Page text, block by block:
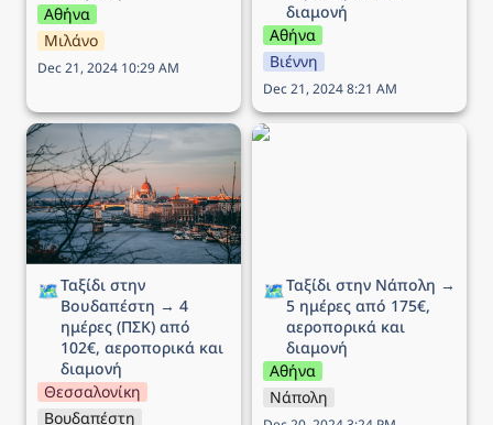
Αθήνα
Μιλάνο
Dec 21, 2024 10:29 AM
διαμονή
Αθήνα
Βιέννη
Dec 21, 2024 8:21 AM
Ταξίδι στην Βουδαπέστη
→ 4 ημέρες (ΠΣΚ) από
102€, αεροπορικά και
διαμονή
🗺️Ταξίδι στην
Βουδαπέστη → 4
ημέρες (ΠΣΚ) από
102€, αεροπορικά και
διαμονή
Θεσσαλονίκη
Βουδαπέστη
Ταξίδι στην Νάπολη → 5
🗺️Ταξίδι στην Νάπολη →
5 ημέρες από 175€,
αεροπορικά και
διαμονή
Αθήνα
Νάπολη